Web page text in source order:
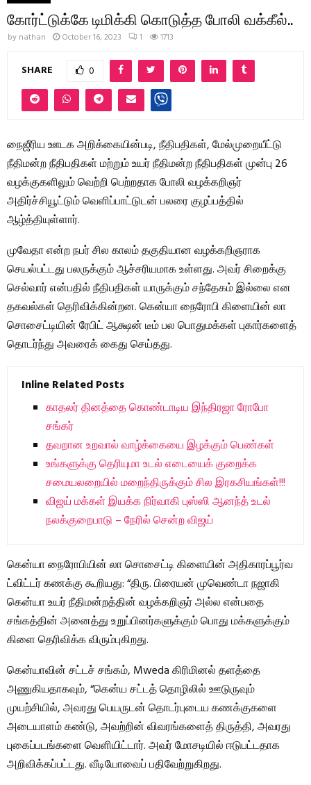
கோர்ட்டுக்கே டிமிக்கி கொடுத்த போலி வக்கீல்..
by nathan October 16, 2023 1 1713
SHARE 0
நைஜீரிய ஊடக அறிக்கையின்படி, நீதிபதிகள், மேல்முறையீட்டு
நீதிமன்ற நீதிபதிகள் மற்றும் உயர் நீதிமன்ற நீதிபதிகள் முன்பு 26
வழக்குகளிலும் வெற்றி பெற்றதாக போலி வழக்கறிஞர்
அதிர்ச்சியூட்டும் வெளிப்பாட்டுடன் பலரை குழப்பத்தில்
ஆழ்த்தியுள்ளார்.
முவேதா என்ற நபர் சில காலம் தகுதியான வழக்கறிஞராக
செயல்பட்டது பலருக்கும் ஆச்சரியமாக உள்ளது. அவர் சிறைக்கு
செல்வார் என்பதில் நீதிபதிகள் யாருக்கும் சந்தேகம் இல்லை என
தகவல்கள் தெரிவிக்கின்றன. கென்யா நைரோபி கிளையின் லா
சொசைட்டியின் ரேபிட் ஆக்ஷன் டீம் பல பொதுமக்கள் புகார்களைத்
தொடர்ந்து அவரைக் கைது செய்தது.
Inline Related Posts
காதலர் தினத்தை கொண்டாடிய இந்திரஜா ரோபோ
சங்கர்
தவறான உறவால் வாழ்க்கையை இழக்கும் பெண்கள்
உங்களுக்கு தெரியுமா உடல் எடையைக் குறைக்க
சமையலறையில் மறைந்திருக்கும் சில இரகசியங்கள்!!!
விஜய் மக்கள் இயக்க நிர்வாகி புஸ்ஸி ஆனந்த் உடல்
நலக்குறைபாடு – நேரில் சென்ற விஜய்
கென்யா நைரோபியின் லா சொசைட்டி கிளையின் அதிகாரப்பூர்வ
ட்விட்டர் கணக்கு கூறியது: “திரு. பிரையன் முவெண்டா நஜாகி
கென்யா உயர் நீதிமன்றத்தின் வழக்கறிஞர் அல்ல என்பதை
சங்கத்தின் அனைத்து உறுப்பினர்களுக்கும் பொது மக்களுக்கும்
கிளை தெரிவிக்க விரும்புகிறது.
கென்யாவின் சட்டச் சங்கம், Mweda கிரிமினல் தளத்தை
அணுகியதாகவும், “கென்ய சட்டத் தொழிலில் ஊடுருவும்
முயற்சியில், அவரது பெயருடன் தொடர்புடைய கணக்குகளை
அடையாளம் கண்டு, அவற்றின் விவரங்களைத் திருத்தி, அவரது
புகைப்படங்களை வெளியிட்டார். அவர் மோசடியில் ஈடுபட்டதாக
அறிவிக்கப்பட்டது. வீடியோவைப் பதிவேற்றுகிறது.